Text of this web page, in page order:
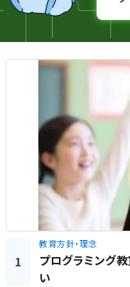
1
教育方針・理念
プログラミング
い